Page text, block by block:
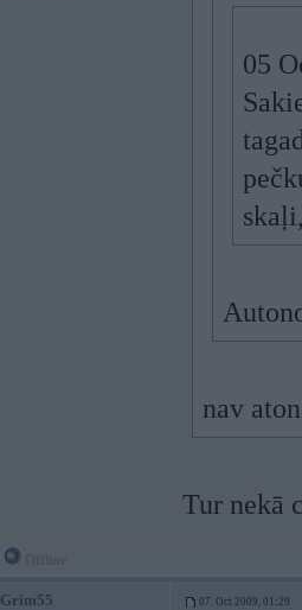
05
nav
Tur nekā
Grim55 07. Oct 2009, 01:29